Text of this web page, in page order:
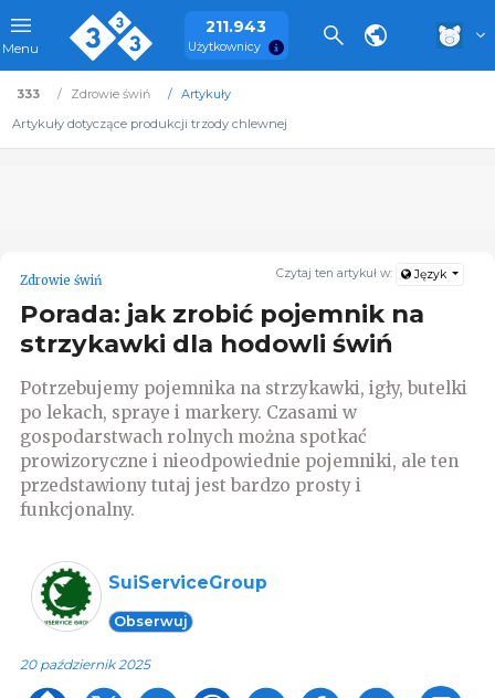
Menu
211.943
Użytkownicy
333 Zdrowie świń
Artykuły
Artykuły dotyczące produkcji trzody chlewnej
Czytaj ten artykuł w: Język
Zdrowie świń
Porada: jak zrobić pojemnik na
strzykawki dla hodowli świń
Potrzebujemy pojemnika na strzykawki, igły, butelki
po lekach, spraye i markery. Czasami w
gospodarstwach rolnych można spotkać
prowizoryczne i nieodpowiednie pojemniki, ale ten
przedstawiony tutaj jest bardzo prosty i
funkcjonalny.
SuiServiceGroup
Obserwuj
20 październik 2025